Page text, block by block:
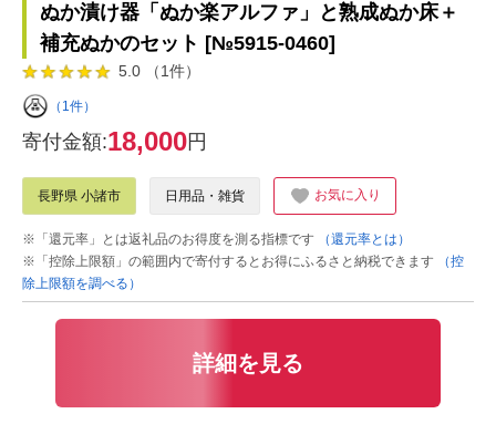
ぬか漬け器「ぬか楽アルファ」と熟成ぬか床＋
補充ぬかのセット [№5915-0460]
5.0 （1件）
（1件）
寄付金額:18,000円
長野県 小諸市 日用品・雑貨 お気に入り
※「還元率」とは返礼品のお得度を測る指標です
（還元率とは）
※「控除上限額」の範囲内で寄付するとお得にふるさと納税できます
（控
除上限額を調べる）
詳細を見る